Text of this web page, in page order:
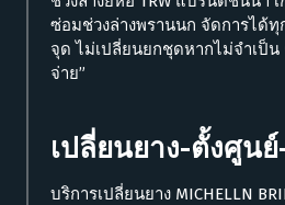
ซ่อมช่วงล่างพรานนก จัดการได้
จุด ไม่เปลี่ยนยกชุดหากไม่จำเป็
จ่าย”
เปลี่ยนยาง-ตั้งศูน
บริการเปลี่ยนยาง MICHELLN